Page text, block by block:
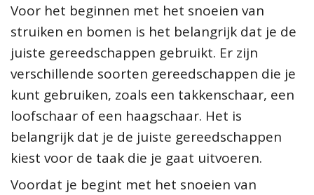
Voor het beginnen met het snoeien van
struiken en bomen is het belangrijk dat je de
juiste gereedschappen gebruikt. Er zijn
verschillende soorten gereedschappen die je
kunt gebruiken, zoals een takkenschaar, een
loofschaar of een haagschaar. Het is
belangrijk dat je de juiste gereedschappen
kiest voor de taak die je gaat uitvoeren.
Voordat je begint met het snoeien van